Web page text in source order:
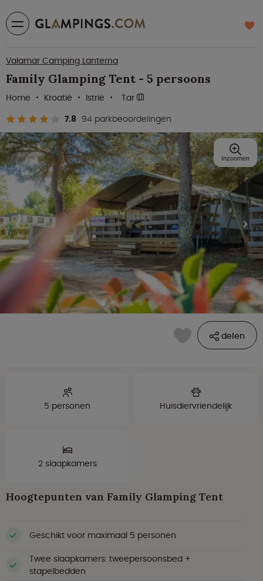
Valamar Camping Lanterna
Family Glamping Tent - 5 persoons
7.8 94 parkbeoordelingen
Home Kroatië Istrië Tar
delen
Inzoomen
5 personen Huisdiervriendelijk
2 slaapkamers
Hoogtepunten van Family Glamping Tent
Geschikt voor maximaal 5 personen
Twee slaapkamers: tweepersoonsbed +
stapelbedden